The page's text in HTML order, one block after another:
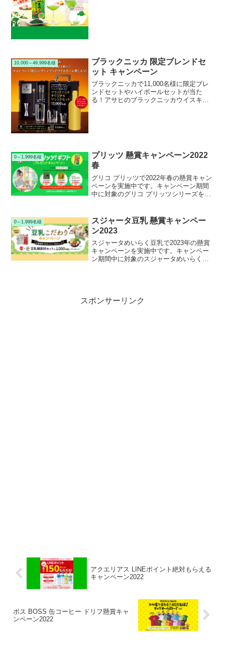
10,000～49,999名様
ブラックニッカ 限定ブレンドセ
ット キャンペーン
ブラックニッカで11,000名様に限定ブレ
ンドセットやハイボールセットが当た
る！アサヒのブラックニッカウイスキー
0～1,999名様
プリッツ 懸賞キャンペーン2022
春
グリコ プリッツで2022年春の懸賞キャン
ペーンを実施中です。キャンペーン期間
中に対象のグリコ プリッツシリーズを購
マネーギフトが当たります。
0～1,999名様
スジャータ豆乳 懸賞キャンペー
ン2023
スジャータめいらく豆乳で2023年の懸賞
キャンペーンを実施中です。キャンペー
ン期間中に対象のスジャータめいらく豆
スポンサーリンク
アクエリアス LINEポイント絶対もらえる
キャンペーン2022
ボス BOSS 缶コーヒー ドリフ懸賞キャ
ンペーン2022